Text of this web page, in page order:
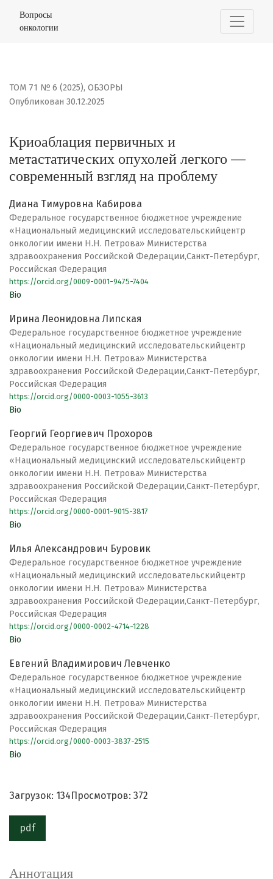
Криоаблация первичных и метастатических
Вопросы
онкологии
ТОМ 71 № 6 (2025), ОБЗОРЫ
Криоаблация первичных и
метастатических опухолей легкого —
современный взгляд на проблему
Опубликован 30.12.2025
Диана Тимуровна Кабирова
Федеральное государственное бюджетное учреждение
«Национальный медицинский исследовательскийцентр
онкологии имени Н.Н. Петрова» Министерства
здравоохранения Российской Федерации,Санкт-Петербург,
Российская Федерация
https://orcid.org/0009-0001-9475-7404
Bio
Ирина Леонидовна Липская
Федеральное государственное бюджетное учреждение
«Национальный медицинский исследовательскийцентр
онкологии имени Н.Н. Петрова» Министерства
здравоохранения Российской Федерации,Санкт-Петербург,
Российская Федерация
https://orcid.org/0000-0003-1055-3613
Bio
Георгий Георгиевич Прохоров
Федеральное государственное бюджетное учреждение
«Национальный медицинский исследовательскийцентр
онкологии имени Н.Н. Петрова» Министерства
здравоохранения Российской Федерации,Санкт-Петербург,
Российская Федерация
https://orcid.org/0000-0001-9015-3817
Bio
Илья Александрович Буровик
Федеральное государственное бюджетное учреждение
«Национальный медицинский исследовательскийцентр
онкологии имени Н.Н. Петрова» Министерства
здравоохранения Российской Федерации,Санкт-Петербург,
Российская Федерация
https://orcid.org/0000-0002-4714-1228
Bio
Евгений Владимирович Левченко
Федеральное государственное бюджетное учреждение
«Национальный медицинский исследовательскийцентр
онкологии имени Н.Н. Петрова» Министерства
здравоохранения Российской Федерации,Санкт-Петербург,
Российская Федерация
https://orcid.org/0000-0003-3837-2515
Bio
Загрузок: 134 Просмотров: 372
pdf
Аннотация